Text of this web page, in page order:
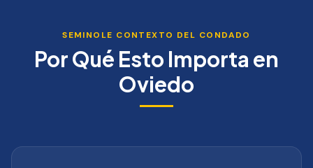
SEMINOLE CONTEXTO DEL CONDADO
Por Qué Esto Importa en
Oviedo